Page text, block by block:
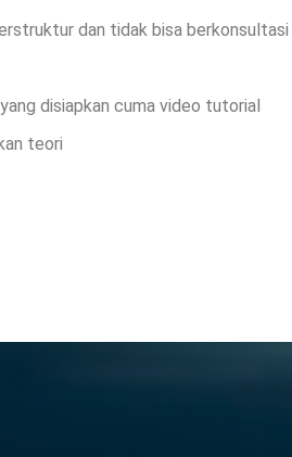
dan tidak bisa berkonsultasi
disiapkan cuma video tutorial
teori